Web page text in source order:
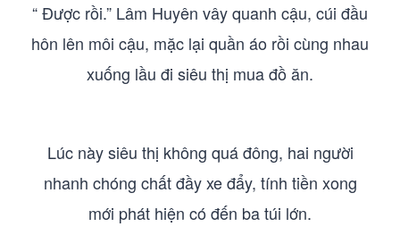
“ Được rồi.” Lâm Huyên vây quanh cậu, cúi đầu
hôn lên môi cậu, mặc lại quần áo rồi cùng nhau
xuống lầu đi siêu thị mua đồ ăn.
Lúc này siêu thị không quá đông, hai người
nhanh chóng chất đầy xe đẩy, tính tiền xong
mới phát hiện có đến ba túi lớn.